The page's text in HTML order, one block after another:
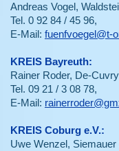
Andreas Vogel,
Tel. 0 92 84 / 45 96,
E-Mail: fuenfvoegel@t-
KREIS Bayreuth:
Rainer Roder, De-
Tel. 09 21 / 3 08 78,
E-Mail: r
KREIS Coburg e.V.:
Uwe Wenzel,